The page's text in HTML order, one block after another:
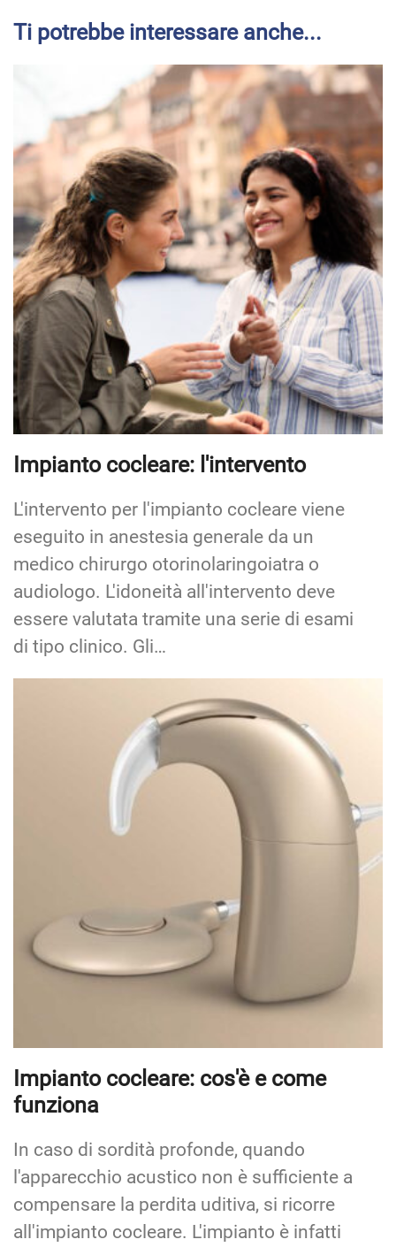
Ti potrebbe interessare anche...
Impianto cocleare: l'intervento
L'intervento per l'impianto cocleare viene
eseguito in anestesia generale da un
medico chirurgo otorinolaringoiatra o
audiologo. L'idoneità all'intervento deve
essere valutata tramite una serie di esami
di tipo clinico. Gli…
Impianto cocleare: cos'è e come
funziona
In caso di sordità profonde, quando
l'apparecchio acustico non è sufficiente a
compensare la perdita uditiva, si ricorre
all'impianto cocleare. L'impianto è infatti